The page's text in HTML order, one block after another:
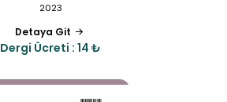
2023
Detaya Git
Dergi Ücreti : 14 ₺